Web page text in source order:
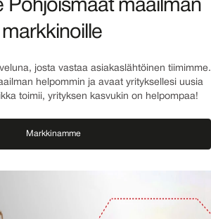
Pohjoismaat maailman
josta vastaa asiakaslähtöinen tiimimme.
helpommin ja avaat yrityksellesi uusia
toimii, yrityksen kasvukin on helpompaa!
Markkinamme